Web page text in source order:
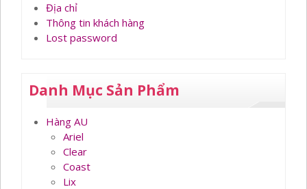
Địa chỉ
Thông tin khách hàng
Lost password
Danh Mục Sản Phẩm
Hàng AU
Ariel
Clear
Coast
Lix